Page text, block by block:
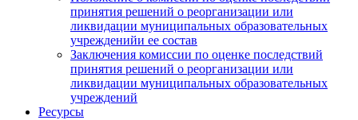
принятия решений о реорганизации или
ликвидации муниципальных образовательных
учрежденийи ее состав
Заключения комиссии по оценке последствий
принятия решений о реорганизации или
ликвидации муниципальных образовательных
учреждений
Ресурсы